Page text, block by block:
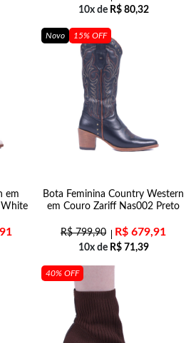
10x de R$80,32
em
Novo 15% OFF
Bota Feminina Country Western
em Couro Zariff Nas002 Preto
R$799,90 R$ 679,91
10x de R$71,39
40% OFF